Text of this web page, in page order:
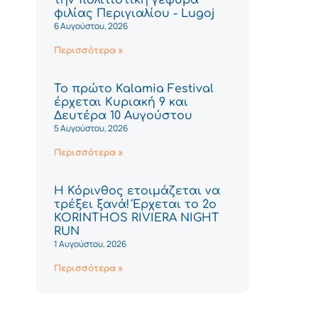
φιλίας Περιγιαλίου - Lugoj
6 Αυγούστου, 2026
Περισσότερα »
Το πρώτο Kalamia Festival
έρχεται Κυριακή 9 και
Δευτέρα 10 Αυγούστου
5 Αυγούστου, 2026
Περισσότερα »
Η Κόρινθος ετοιμάζεται να
τρέξει ξανά! Έρχεται το 2ο
KORINTHOS RIVIERA NIGHT
RUN
1 Αυγούστου, 2026
Περισσότερα »